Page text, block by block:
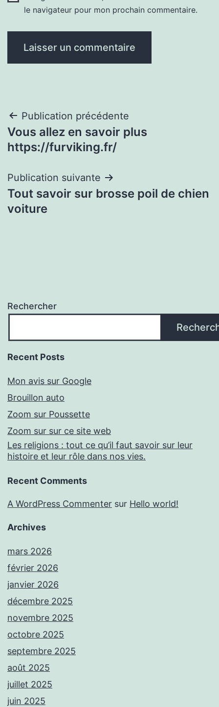
le navigateur pour mon prochain commentaire.
Navigation
de
Publication précédente
Vous allez en savoir plus
https://furviking.fr/
Publication suivante
Tout savoir sur brosse poil de chien
voiture
Rechercher
Recent Posts
Mon avis sur Google
Brouillon auto
Zoom sur Poussette
Zoom sur sur ce site web
Les religions : tout ce qu’il faut savoir sur leur
histoire et leur rôle dans nos vies.
Recent Comments
A WordPress Commenter sur Hello world!
Archives
mars 2026
février 2026
janvier 2026
décembre 2025
novembre 2025
octobre 2025
septembre 2025
août 2025
juillet 2025
juin 2025